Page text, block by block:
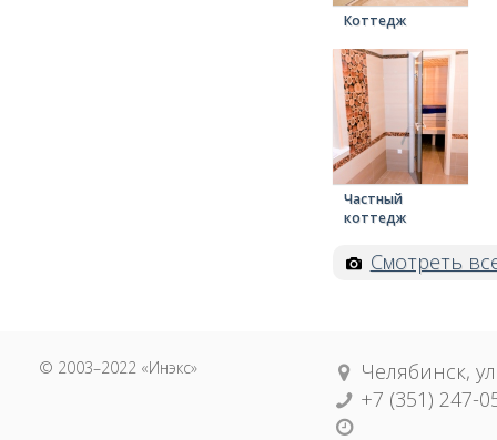
Коттедж
Частный
коттедж
Смотреть
© 2003–2022 «Инэкс»
Челябинск,
+7 (351) 247-